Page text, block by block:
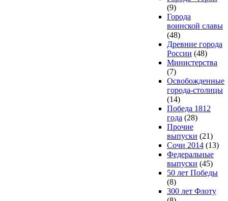
(9)
Города
воинской славы
(48)
Древние города
России (48)
Министерства
(7)
Освобожденные
города-столицы
(14)
Победа 1812
года (28)
Прочие
выпуски (21)
Сочи 2014 (13)
Федеральные
выпуски (45)
50 лет Победы
(8)
300 лет Флоту